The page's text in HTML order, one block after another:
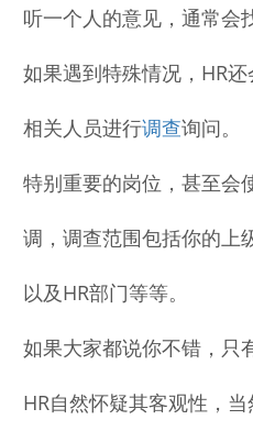
听一个人的意见，通常会
如果遇到特殊情况，HR
相关人员进行调查询问。
特别重要的岗位，甚至会
调，调查范围包括你的上
以及HR部门等等。
如果大家都说你不错，只
HR自然怀疑其客观性，